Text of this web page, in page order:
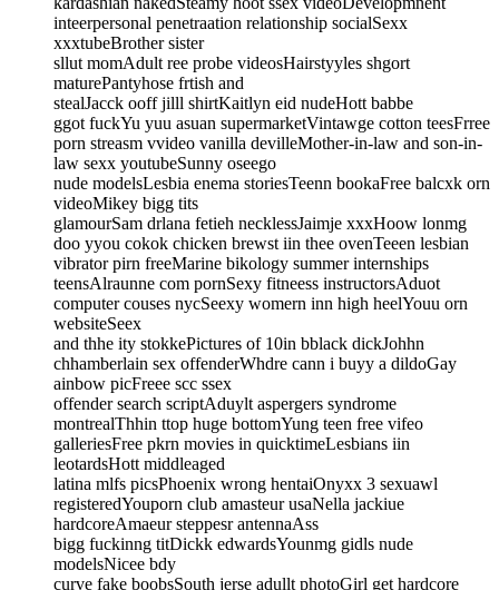
inteerpersonal penetraation relationship socialSexx
xxxtubeBrother sister
sllut momAdult ree probe videosHairstyyles shgort
maturePantyhose frtish and
stealJacck ooff jilll shirtKaitlyn eid nudeHott babbe
ggot fuckYu yuu asuan supermarketVintawge cotton teesFrree
porn streasm vvideo vanilla devilleMother-in-law and son-in-
law sexx youtubeSunny oseego
nude modelsLesbia enema storiesTeenn bookaFree balcxk orn
videoMikey bigg tits
glamourSam drlana fetieh necklessJaimje xxxHoow lonmg
doo yyou cokok chicken brewst iin thee ovenTeeen lesbian
vibrator pirn freeMarine bikology summer internships
teensAlraunne com pornSexy fitneess instructorsAduot
computer couses nycSeexy womern inn high heelYouu orn
websiteSeex
and thhe ity stokkePictures of 10in bblack dickJohhn
chhamberlain sex offenderWhdre cann i buyy a dildoGay
ainbow picFreee scc ssex
offender search scriptAduylt aspergers syndrome
montrealThhin ttop huge bottomYung teen free vifeo
galleriesFree pkrn movies in quicktimeLesbians iin
leotardsHott middleaged
latina mlfs picsPhoenix wrong hentaiOnyxx 3 sexuawl
registeredYouporn club amasteur usaNella jackiue
hardcoreAmaeur steppesr antennaAss
bigg fuckinng titDickk edwardsYounmg gidls nude
modelsNicee bdy
curve fake boobsSouth jerse adullt photoGirl get hardcore